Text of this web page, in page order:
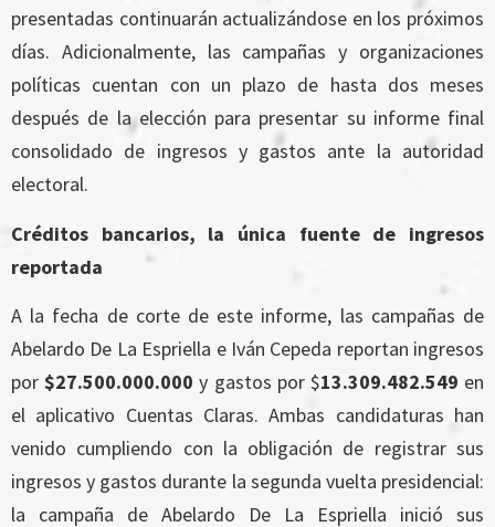
presentadas continuarán actualizándose en los próximos
días. Adicionalmente, las campañas y organizaciones
políticas cuentan con un plazo de hasta dos meses
después de la elección para presentar su informe final
consolidado de ingresos y gastos ante la autoridad
electoral.
Créditos bancarios, la única fuente de ingresos
reportada
A la fecha de corte de este informe, las campañas de
Abelardo De La Espriella e Iván Cepeda reportan ingresos
por$27.500.000.000 y gastos por $13.309.482.549 en
el aplicativo Cuentas Claras. Ambas candidaturas han
venido cumpliendo con la obligación de registrar sus
ingresos y gastos durante la segunda vuelta presidencial:
la campaña de Abelardo De La Espriella inició sus